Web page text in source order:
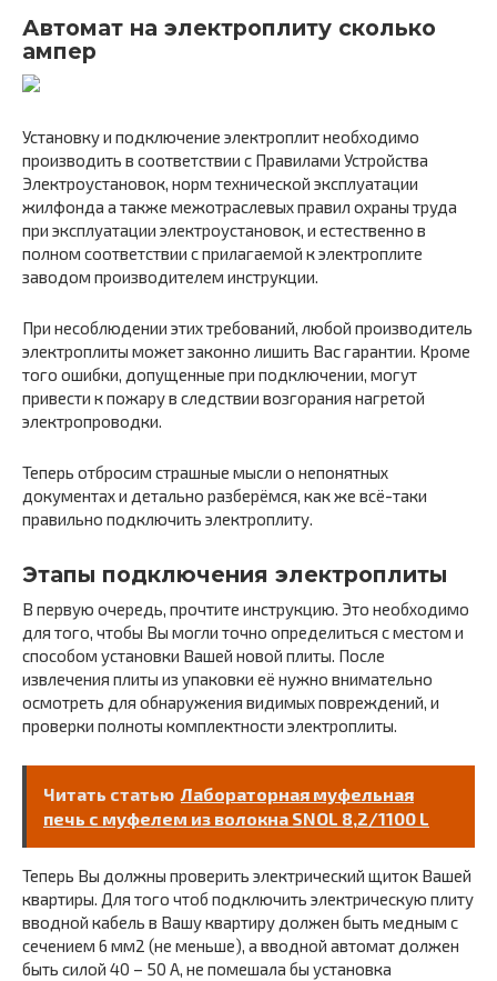
Автомат на электроплиту сколько
ампер
Установку и подключение электроплит необходимо
производить в соответствии с Правилами Устройства
Электроустановок, норм технической эксплуатации
жилфонда а также межотраслевых правил охраны труда
при эксплуатации электроустановок, и естественно в
полном соответствии с прилагаемой к электроплите
заводом производителем инструкции.
При несоблюдении этих требований, любой производитель
электроплиты может законно лишить Вас гарантии. Кроме
того ошибки, допущенные при подключении, могут
привести к пожару в следствии возгорания нагретой
электропроводки.
Теперь отбросим страшные мысли о непонятных
документах и детально разберёмся, как же всё-таки
правильно подключить электроплиту.
Этапы подключения электроплиты
В первую очередь, прочтите инструкцию. Это необходимо
для того, чтобы Вы могли точно определиться с местом и
способом установки Вашей новой плиты. После
извлечения плиты из упаковки её нужно внимательно
осмотреть для обнаружения видимых повреждений, и
проверки полноты комплектности электроплиты.
Читать статью Лабораторная муфельная
печь с муфелем из волокна SNOL 8,2/1100 L
Теперь Вы должны проверить электрический щиток Вашей
квартиры. Для того чтоб подключить электрическую плиту
вводной кабель в Вашу квартиру должен быть медным с
сечением 6 мм2 (не меньше), а вводной автомат должен
быть силой 40 – 50 А, не помешала бы установка